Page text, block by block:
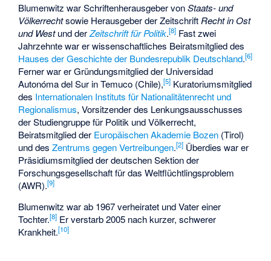
Blumenwitz war Schriftenherausgeber vonStaats- und
Völkerrechtsowie Herausgeber der Zeitschrift Recht in Ost
und Westund derZeitschrift für Politik.[8] Fast zwei
Jahrzehnte war er wissenschaftliches Beiratsmitglied des
Hauses der Geschichte der Bundesrepublik Deutschland.[6]
Ferner war er Gründungsmitglied der Universidad
Autonóma del Sur in Temuco (Chile),[5] Kuratoriumsmitglied
des Internationalen Instituts für Nationalitätenrecht und
Regionalismus, Vorsitzender des Lenkungsausschusses
der Studiengruppe für Politik und Völkerrecht,
Beiratsmitglied der Europäischen Akademie Bozen (Tirol)
und desZentrums gegen Vertreibungen.[2] Überdies war er
Präsidiumsmitglied der deutschen Sektion der
Forschungsgesellschaft für das Weltflüchtlingsproblem
(AWR).[9]
Blumenwitz war ab 1967 verheiratet und Vater einer
Tochter.[8] Er verstarb 2005 nach kurzer, schwerer
Krankheit.[10]